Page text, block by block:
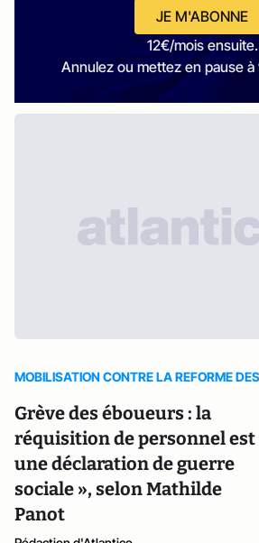
JE M'ABONNE
12€/mois ensuite.
Annulez ou mettez en pause
MOBILISATION CONTRE LA REFORME
Grève des éboueurs : la
réquisition de personnel est
une déclaration de guerre
sociale », selon Mathilde
Panot